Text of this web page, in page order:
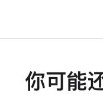
你可能